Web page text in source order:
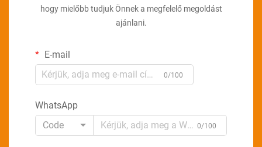
hogy mielőbb tudjuk Önnek a megfelelő megoldást
ajánlani.
E-mail
0/100
WhatsApp
Code
0/100